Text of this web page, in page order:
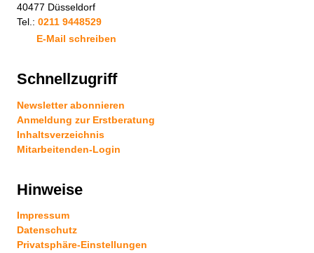
40477 Düsseldorf
Tel.: 0211 9448529
E-Mail schreiben
Schnellzugriff
Newsletter abonnieren
Anmeldung zur Erstberatung
Inhaltsverzeichnis
Mitarbeitenden-Login
Hinweise
Impressum
Datenschutz
Privatsphäre-Einstellungen